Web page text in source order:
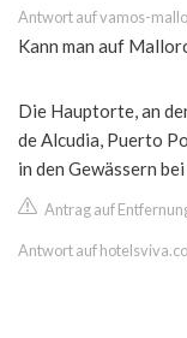
Antwort auf vamos-
Kann man auf
Die Hauptorte, an
de Alcudia, Puerto
in den Gewässern
Antrag auf
Antwort auf